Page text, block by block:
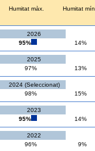
Humitat màx. Humitat mín
2026
95%
14%
2025
97%
13%
2024 (Seleccionat)
98%
15%
2023
95%
14%
2022
96%
9%